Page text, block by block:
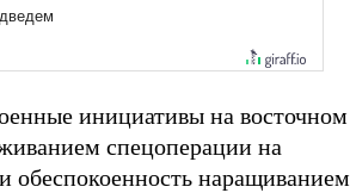
инициативы на восточном
спецоперации на
обеспокоенность наращиванием